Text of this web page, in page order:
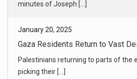
picking their [...]
January 20, 2025
In Car-Loving L.A. After the
For many residents, a set of wheels is
home, a k [...]